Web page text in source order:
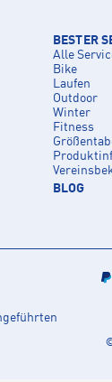
BESTER
Alle
Bike
Laufen
Outdoor
Winter
Fitness
BLOG